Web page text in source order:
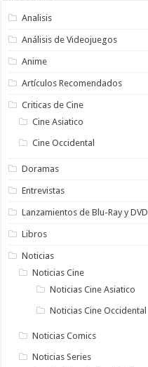
Analisis
Análisis de Videojuegos
Anime
Artículos Recomendados
Criticas de Cine
Cine Asiatico
Cine Occidental
Doramas
Entrevistas
Lanzamientos de Blu-Ray y DVD
Libros
Noticias
Noticias Cine
Noticias Cine Asiatico
Noticias Cine Occidental
Noticias Comics
Noticias Series